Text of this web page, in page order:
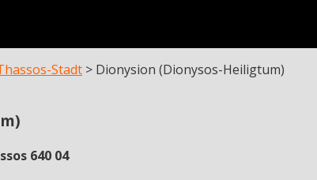
Stadt > Dionysion (Dionysos-Heiligtum)
640 04